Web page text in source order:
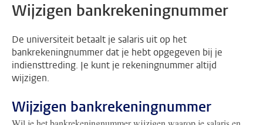
Wijzigen bankrekeningnummer
De universiteit betaalt je salaris uit op het
bankrekeningnummer dat je hebt opgegeven bij je
indiensttreding. Je kunt je rekeningnummer altijd
wijzigen.
Wijzigen bankrekeningnummer